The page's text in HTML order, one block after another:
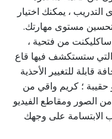
، يمكنك اختيار
تحسين مستوى مهارتك.
من فتحية ،
ستستكشف فيها قاع
قابلة للتغيير الأحذية
حقيبة ؛ كريم واقي من
الصور ومقاطع الفيديو
الابتسامة على وجهك